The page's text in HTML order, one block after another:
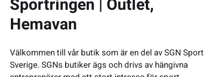
Sportringen | Outlet,
Hemavan
Välkommen till vår butik som är en del av SGN Sport
Sverige. SGNs butiker ägs och drivs av hängivna